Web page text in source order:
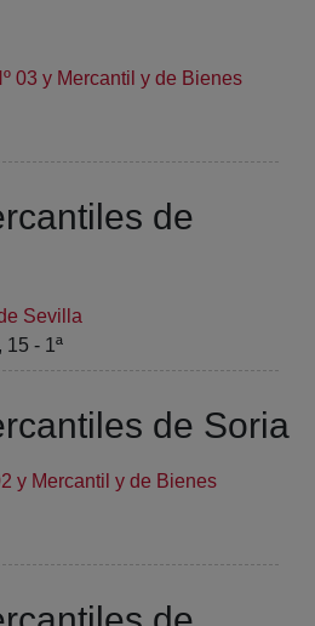
03 y Mercantil y de Bienes
de
Sevilla
- 1ª
de Soria
y Mercantil y de Bienes